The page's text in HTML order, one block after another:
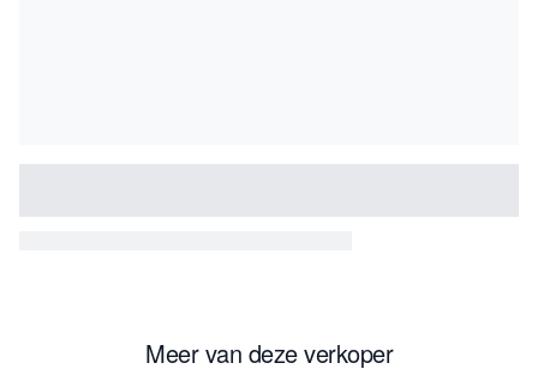
Meer van deze verkoper